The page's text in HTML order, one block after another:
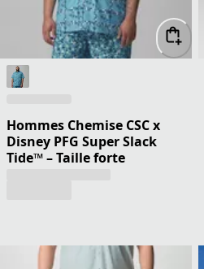
Hommes Chemise CSC x
Disney PFG Super Slack
Tide™ – Taille forte